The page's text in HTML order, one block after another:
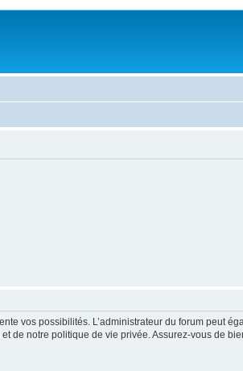
vos possibilités. L’administrateur du forum peut
de notre politique de vie privée. Assurez-vous de